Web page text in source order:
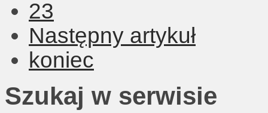
23
Następny artykuł
koniec
Szukaj w serwisie